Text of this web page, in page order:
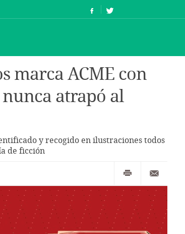
marca ACME con
atrapó al
y recogido en ilustraciones todos
de ficción